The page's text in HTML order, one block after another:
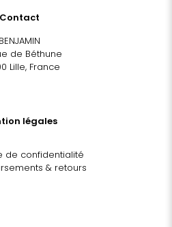
Contact
BENJAMIN
de Béthune
Lille, France
légales
de confidentialité
& retours